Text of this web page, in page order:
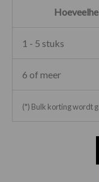
1 - 5 stuks
6 of meer
(*) Bulk korting wordt